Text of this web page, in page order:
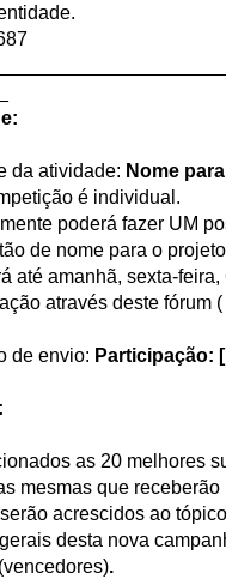
da atividade: Nome
é individual.
poderá fazer UM
de nome para o projeto
até amanhã, sexta-
através deste fórum
de envio: Participação:
as 20 melhores
mesmas que
acrescidos ao
desta nova
.